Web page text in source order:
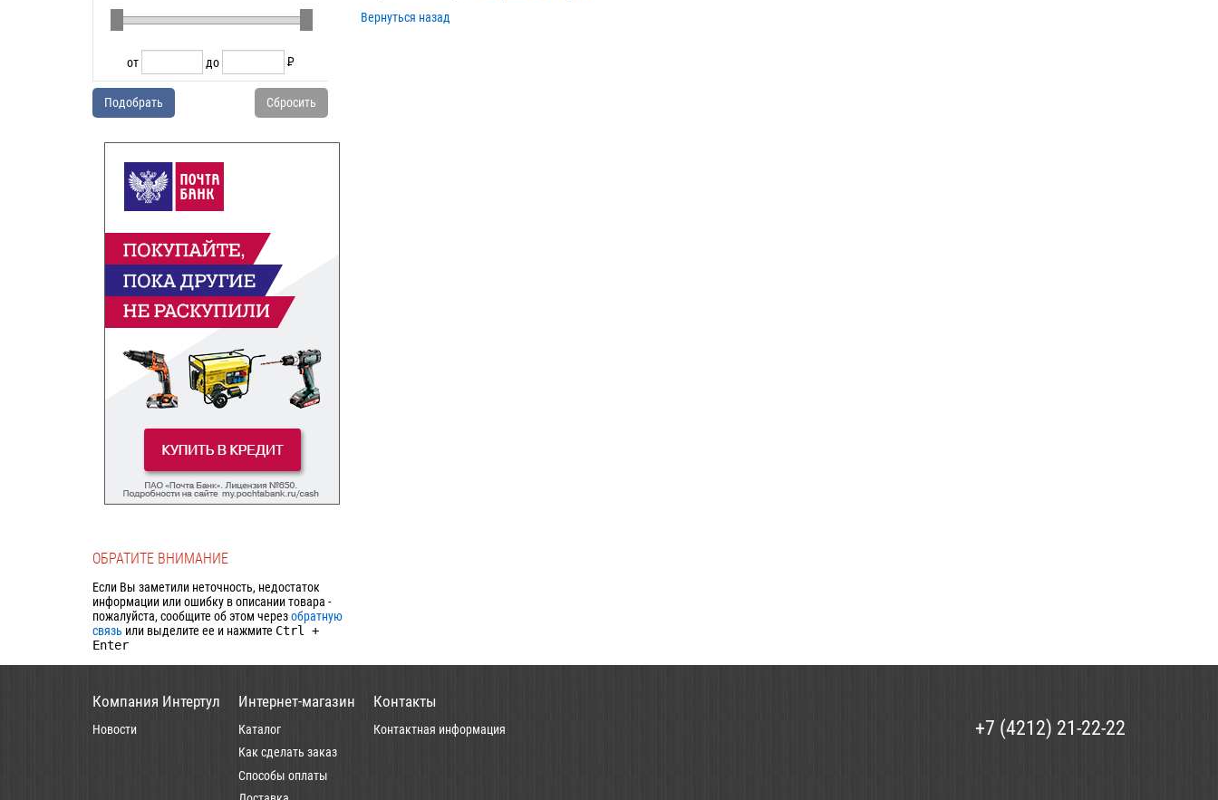
Вернуться назад
от до
P
УБ.
Подобрать
Сбросить
ОБРАТИТЕ ВНИМАНИЕ
Если Вы заметили неточность, недостаток
информации или ошибку в описании товара -
пожалуйста, сообщите об этом черезобратную
связь или выделите ее и нажмите Ctrl
+
Enter
Компания Интертул
Новости
Интернет-магазин
Каталог
Как сделать заказ
Способы оплаты
Контакты
Контактная информация +7 (4212) 21-22-22